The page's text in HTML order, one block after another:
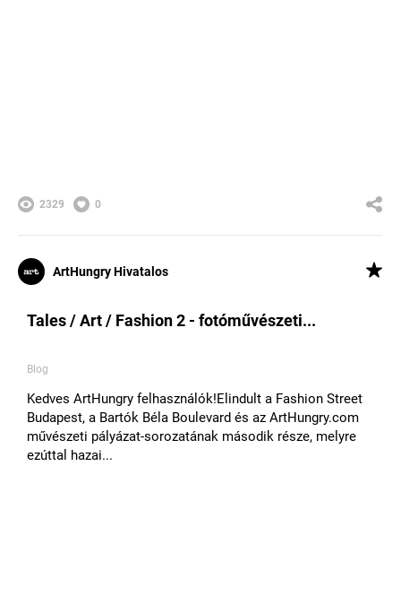
2329 0
ArtHungry Hivatalos
Tales / Art / Fashion 2 - fotóművészeti...
Blog
​​Kedves ArtHungry felhasználók!​Elindult a Fashion Street
Budapest, a Bartók Béla Boulevard és az ArtHungry.com
művészeti pályázat-sorozatának második ​része, melyre
ezúttal hazai...